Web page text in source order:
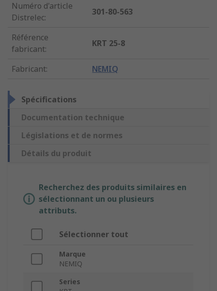
Numéro d'article
Distrelec:
301-80-563
Référence
fabricant:
KRT 25-8
Fabricant: NEMIQ
Spécifications
Documentation technique
Législations et de normes
Détails du produit
Recherchez des produits similaires en
sélectionnant un ou plusieurs
attributs.
Sélectionner tout
Marque
NEMIQ
Series